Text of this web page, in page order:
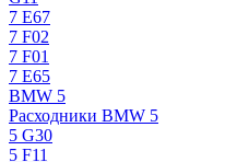
7 Е67
7 F02
7 F01
7 E65
BMW 5
Расходники BMW 5
5 G30
5 F11